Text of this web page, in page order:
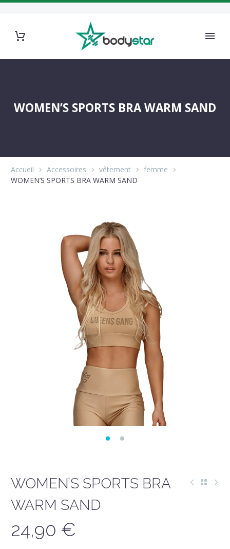
WOMEN’S SPORTS BRA WARM SAND
Accueil Accessoires vêtement
femme
WOMEN’S SPORTS BRA WARM SAND
WOMEN’S SPORTS BRA
WARM SAND
24,90 €